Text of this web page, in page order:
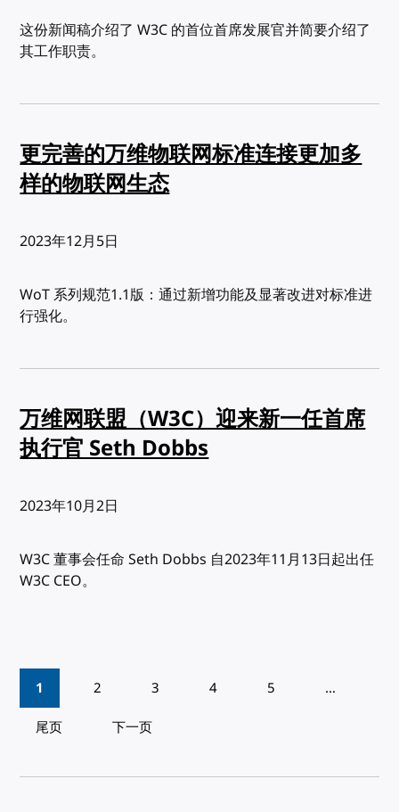
这份新闻稿介绍了 W3C 的首位首席发展官并简要介绍了
其工作职责。
更完善的万维物联网标准连接更加多
样的物联网生态
发布:
2023年12月5日
WoT 系列规范1.1版：通过新增功能及显著改进对标准进
行强化。
万维网联盟（W3C）迎来新一任首席
执行官 Seth Dobbs
发布:
2023年10月2日
W3C 董事会任命 Seth Dobbs 自2023年11月13日起出任
W3C CEO。
Pagination
1 2 3 4 5
…
尾页
下一页